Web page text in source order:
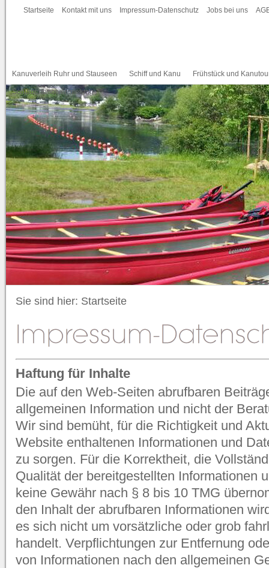
Startseite Kontakt mit uns Impressum-Datenschutz Jobs bei uns
Kanuverleih Ruhr und Stauseen Schiff und Kanu Frühstück und
Schlauchbootvermietung
Sie sind hier: Startseite
Haftung für Inhalte
Die auf den Web-Seiten abrufbaren
allgemeinen Information und nicht der
Wir sind bemüht, für die Richtigkeit und
Website enthaltenen Informationen und
zu sorgen. Für die Korrektheit, die
Qualität der bereitgestellten Informationen
keine Gewähr nach § 8 bis 10 TMG
den Inhalt der abrufbaren Informationen
es sich nicht um vorsätzliche oder grob
handelt. Verpflichtungen zur Entfernung
von Informationen nach den allgemeinen